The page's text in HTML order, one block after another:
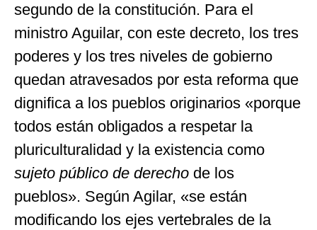
segundo de la constitución. Para el
ministro Aguilar, con este decreto, los tres
poderes y los tres niveles de gobierno
quedan atravesados por esta reforma que
dignifica a los pueblos originarios «porque
todos están obligados a respetar la
pluriculturalidad y la existencia como
sujeto público de derecho de los
pueblos». Según Agilar, «se están
modificando los ejes vertebrales de la